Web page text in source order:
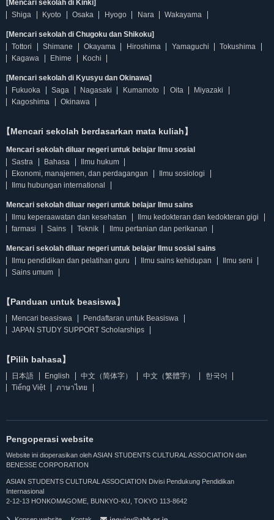
[Mencari sekolah di Kinki]
Shiga
Kyoto Osaka Hyogo Nara Wakayama
[Mencari sekolah di Chugoku dan Shikoku]
Tottori
Shimane Okayama Hiroshima Yamaguchi
Tokushima
Kagawa
Ehime Kochi
[Mencari sekolah di Kyusyu dan Okinawa]
Fukuoka
Saga Nagasaki Kumamoto Oita
Miyazaki
Kagoshima
Okinawa
【Mencari sekolah berdasarkan mata kuliah】
Mencari sekolah diluar negeri untuk belajar Ilmu sosial
Sastra
Bahasa
Ilmu hukum
Ekonomi, manajemen, dan perdagangan
Ilmu sosiologi
Ilmu hubungan international
Mencari sekolah diluar negeri untuk belajar Ilmu sains
Ilmu keperaawatan dan kesehatan
Ilmu kedokteran dan kedokteran gigi
farmasi
Sains Teknik Ilmu pertanian dan perikanan
Mencari sekolah diluar negeri untuk belajar Ilmu sosial sains
Ilmu pendidikan dan pelatihan guru
Ilmu sains kehidupan
Ilmu seni
Sains umum
【Panduan untuk beasiswa】
Mencari beasiswa
Pendaftaran untuk Beasiswa
JAPAN STUDY SUPPORT Scholarships
【Pilih bahasa】
日本語 English 中文（简体字） 中文（繁體字）
한국어
Tiếng Việt
ภาษาไทย
Pengoperasi website
Website ini dioperasikan oleh ASIAN STUDENTS CULTURAL ASSOCIATION dan
BENESSE CORPORATION
ASIAN STUDENTS CULTURAL ASSOCIATION Divisi Pendukung Pendidikan
Internasional
2-12-13 HONKOMAGOME, BUNKYO-KU, TOKYO 113-8642